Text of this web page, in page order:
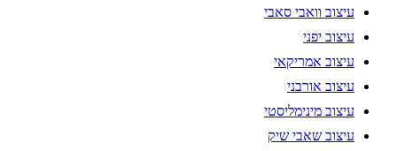
עיצוב וואבי סאבי
עיצוב יפני
עיצוב אמריקאי
עיצוב אורבני
עיצוב מינימליסטי
עיצוב שאבי שיק